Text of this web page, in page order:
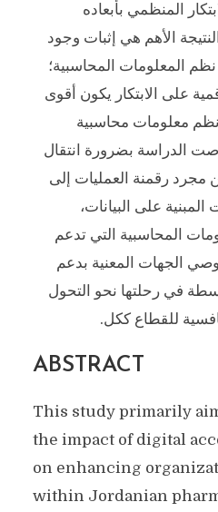
المنظمي بأبعاده
الأهم هي إثبات وجود
المعلومات المحاسبية؛
على الابتكار يكون أقوى
معلومات محاسبية
الدراسة بضرورة انتقال
مجرد رقمنة العمليات إلى
على البيانات،
المحاسبية التي تدعم
الجهات المعنية بدعم
في رحلتها نحو التحول
للقطاع ككل.
ABSTRACT
This study primarily
the impact of digital
on enhancing
within Jordanian